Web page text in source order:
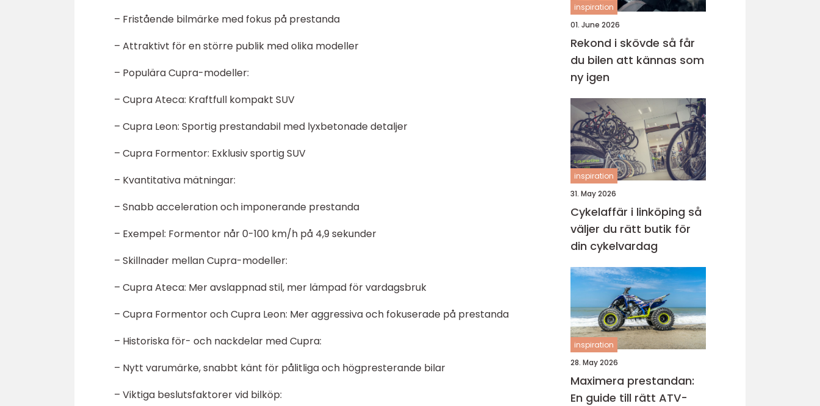
– Fristående bilmärke med fokus på prestanda
– Attraktivt för en större publik med olika modeller
– Populära Cupra-modeller:
– Cupra Ateca: Kraftfull kompakt SUV
– Cupra Leon: Sportig prestandabil med lyxbetonade detaljer
– Cupra Formentor: Exklusiv sportig SUV
– Kvantitativa mätningar:
– Snabb acceleration och imponerande prestanda
– Exempel: Formentor når 0-100 km/h på 4,9 sekunder
– Skillnader mellan Cupra-modeller:
– Cupra Ateca: Mer avslappnad stil, mer lämpad för vardagsbruk
– Cupra Formentor och Cupra Leon: Mer aggressiva och fokuserade på prestanda
– Historiska för- och nackdelar med Cupra:
– Nytt varumärke, snabbt känt för pålitliga och högpresterande bilar
– Viktiga beslutsfaktorer vid bilköp:
inspiration
01. June 2026
Rekond i skövde så får
du bilen att kännas som
ny igen
inspiration
31. May 2026
Cykelaffär i linköping så
väljer du rätt butik för
din cykelvardag
inspiration
28. May 2026
Maximera prestandan:
En guide till rätt ATV-